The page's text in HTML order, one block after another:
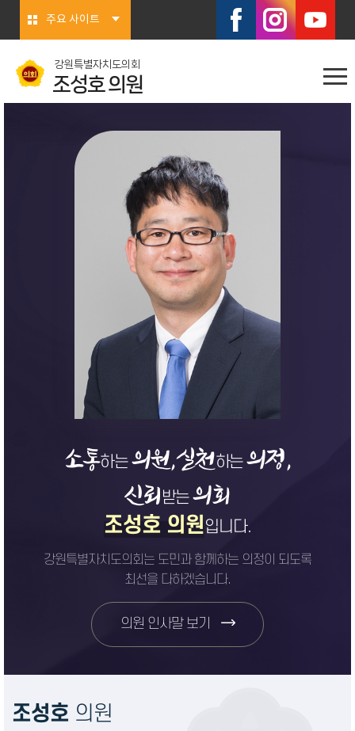
주요 사이트
강원특별자치도의회
조성호 의원
소통하는의원,실천하는의정,
신뢰받는의회
조성호 의원입니다.
강원특별자치도의회는 도민과 함께하는 의정이 되도록
최선을 다하겠습니다.
의원 인사말 보기
조성호 의원